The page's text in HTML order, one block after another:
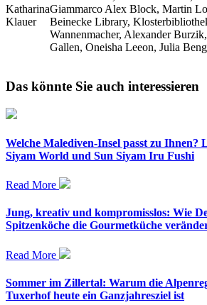
Katharina
Klauer
Giammarco ­Alex Block, Martin
Beinecke Library,
Wannenmacher, Alexander
Gallen, Oneisha Leeon, Julia
Das könnte Sie auch interessieren
Welche Malediven-Insel passt zu Ihnen?
Siyam World und Sun Siyam Iru Fushi
Read More
Jung, kreativ und kompromisslos: Wie
Spitzenköche die Gourmetküche
Read More
Sommer im Zillertal: Warum die
Tuxerhof heute ein Ganzjahresziel ist